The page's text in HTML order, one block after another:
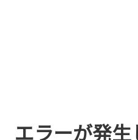
エラーが発